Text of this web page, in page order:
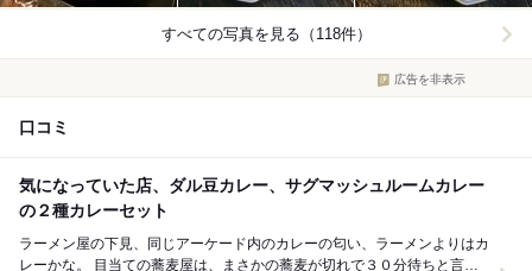
すべての写真を見る（118件）
広告を非表示
口コミ
気になっていた店、ダル豆カレー、サグマッシュルームカレー
の２種カレーセット
ラーメン屋の下見、同じアーケード内のカレーの匂い、ラーメンよりはカ
レーかな。 目当ての蕎麦屋は、まさかの蕎麦が切れで３０分待ちと言わ